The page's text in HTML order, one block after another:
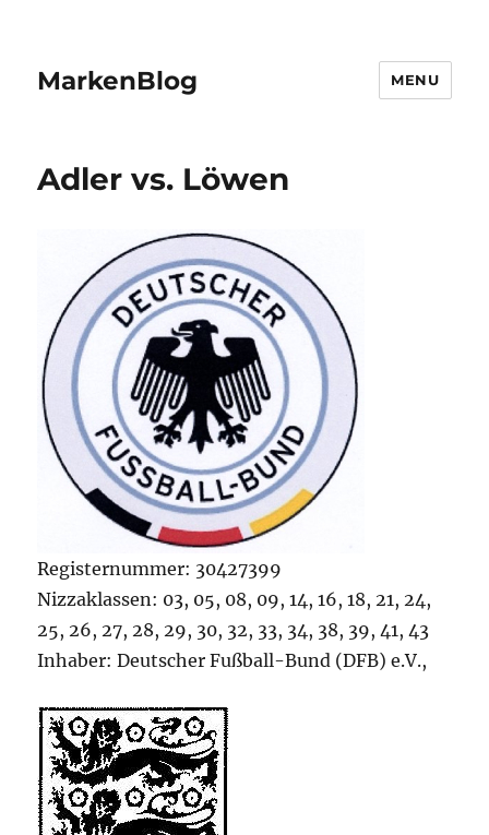
MarkenBlog MENU
Adler vs. Löwen
Registernummer: 30427399
Nizzaklassen: 03, 05, 08, 09, 14, 16, 18, 21, 24,
25, 26, 27, 28, 29, 30, 32, 33, 34, 38, 39, 41, 43
Inhaber: Deutscher Fußball-Bund (DFB) e.V.,